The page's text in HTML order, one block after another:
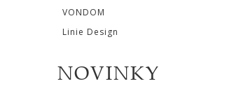
DOPLNKY
VONDOM
Linie Design
NOVINKY